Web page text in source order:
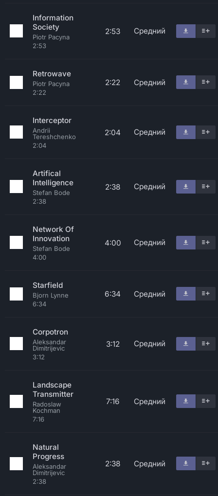
Information
Society
Piotr Pacyna
2:53
2:53 Средний
Retrowave
Piotr Pacyna
2:22
2:22 Средний
Interceptor
Andrii
Tereshchenko
2:04
2:04 Средний
Artifical
Intelligence
Stefan Bode
2:38
2:38 Средний
Network Of
Innovation
Stefan Bode
4:00
4:00 Средний
Starfield
Bjorn Lynne
6:34
6:34 Средний
Corpotron
Aleksandar
Dimitrijevic
3:12
3:12 Средний
Landscape
Transmitter
Radoslaw
Kochman
7:16
7:16 Средний
Natural
Progress
Aleksandar
Dimitrijevic
2:38
2:38 Средний